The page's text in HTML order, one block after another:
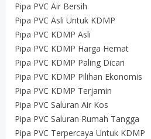
Pipa PVC Air Bersih
Pipa PVC Asli Untuk KDMP
Pipa PVC KDMP Asli
Pipa PVC KDMP Harga Hemat
Pipa PVC KDMP Paling Dicari
Pipa PVC KDMP Pilihan Ekonomis
Pipa PVC KDMP Terjamin
Pipa PVC Saluran Air Kos
Pipa PVC Saluran Rumah Tangga
Pipa PVC Terpercaya Untuk KDMP